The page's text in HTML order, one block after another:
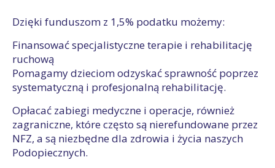
Dzięki funduszom z 1,5% podatku możemy:
Finansować specjalistyczne terapie i rehabilitację
ruchową
Pomagamy dzieciom odzyskać sprawność poprzez
systematyczną i profesjonalną rehabilitację.
Opłacać zabiegi medyczne i operacje, również
zagraniczne, które często są nierefundowane przez
NFZ, a są niezbędne dla zdrowia i życia naszych
Podopiecznych.